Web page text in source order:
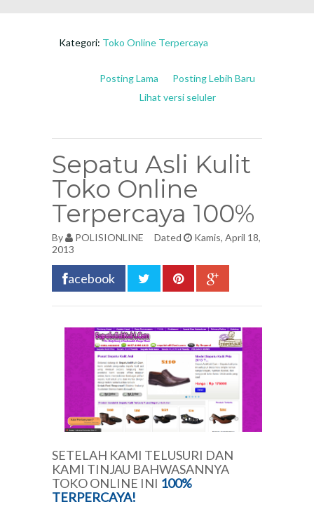
Kategori: Toko Online Terpercaya
Posting Lebih Baru
Posting Lama
Lihat versi seluler
Sepatu Asli Kulit
Toko Online
Terpercaya 100%
By POLISIONLINE Dated
Kamis, April 18,
2013
acebook
SETELAH KAMI TELUSURI DAN
KAMI TINJAU BAHWASANNYA
TOKO ONLINE INI 100%
TERPERCAYA!